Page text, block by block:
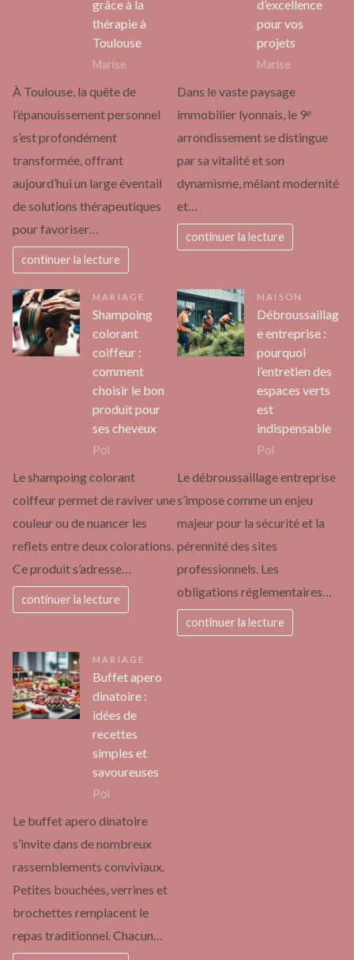
grâce à la
thérapie à
Toulouse
Marise
À Toulouse, la quête de
l’épanouissement personnel
s’est profondément
transformée, offrant
aujourd’hui un large éventail
de solutions thérapeutiques
pour favoriser…
continuer la lecture
d’excellence
pour vos
projets
Marise
Dans le vaste paysage
immobilier lyonnais, le 9ᵉ
arrondissement se distingue
par sa vitalité et son
dynamisme, mêlant modernité
et…
continuer la lecture
MARIAGE
Shampoing
colorant
coiffeur :
comment
choisir le bon
produit pour
ses cheveux
Pol
Le shampoing colorant
coiffeur permet de raviver une
couleur ou de nuancer les
reflets entre deux colorations.
Ce produit s’adresse…
continuer la lecture
MAISON
Débroussaillag
e entreprise :
pourquoi
l’entretien des
espaces verts
est
indispensable
Pol
Le débroussaillage entreprise
s’impose comme un enjeu
majeur pour la sécurité et la
pérennité des sites
professionnels. Les
obligations réglementaires…
continuer la lecture
MARIAGE
Buffet apero
dinatoire :
idées de
recettes
simples et
savoureuses
Pol
Le buffet apero dinatoire
s’invite dans de nombreux
rassemblements conviviaux.
Petites bouchées, verrines et
brochettes remplacent le
repas traditionnel. Chacun…